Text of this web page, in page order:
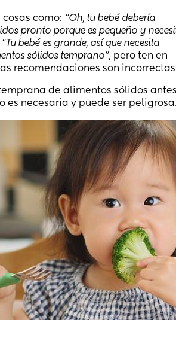
cosas como: “Oh, tu bebé debería
pronto porque es pequeño y
“Tu bebé es grande, así que necesita
sólidos temprano”, pero ten en
recomendaciones son
de alimentos sólidos
es necesaria y puede ser